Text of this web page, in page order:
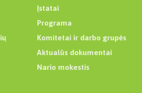
Įstatai
Programa
Komitetai ir darbo grupės
Aktualūs dokumentai
Nario mokestis